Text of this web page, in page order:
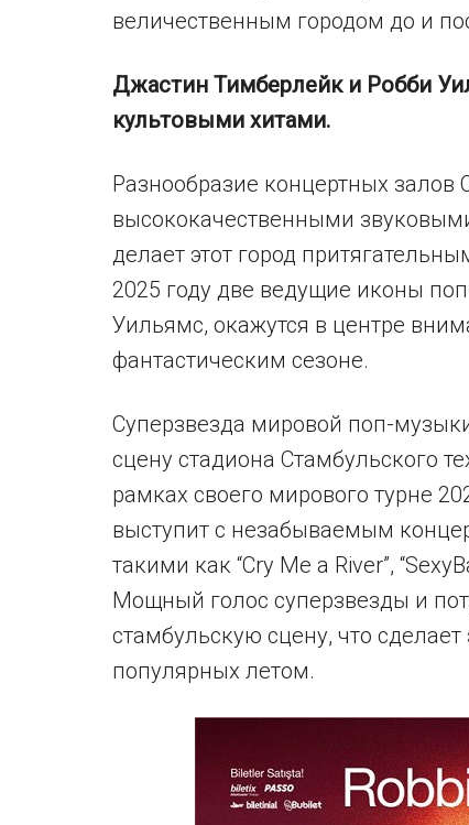
величественным городом до и
Джастин Тимберлейк и Робби
культовыми хитами.
Разнообразие концертных залов
высококачественными
делает этот город
2025 году две ведущие иконы
Уильямс, окажутся в центре
фантастическим сезоне.
Суперзвезда мировой поп-
сцену стадиона Стамбульского
рамках своего мирового турне
выступит с незабываемым
такими как “Cry Me a River”,
Мощный голос суперзвезды и
стамбульскую сцену, что
популярных летом.